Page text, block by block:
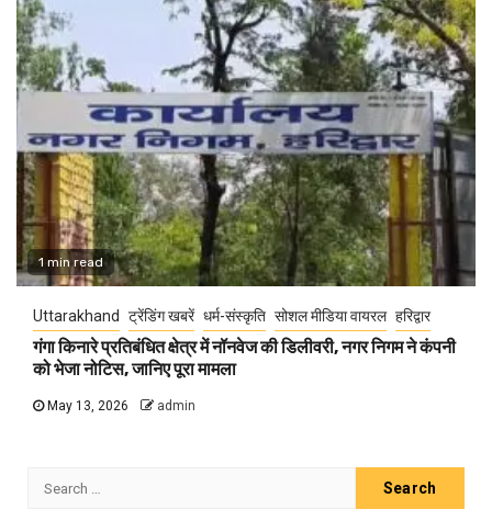
1 min read
Uttarakhand ट्रेंडिंग खबरें धर्म-संस्कृति सोशल मीडिया वायरल हरिद्वार
गंगा किनारे प्रतिबंधित क्षेत्र में नॉनवेज की डिलीवरी, नगर निगम ने कंपनी
को भेजा नोटिस, जानिए पूरा मामला
May 13, 2026 admin
Search